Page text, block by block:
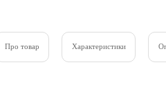
Про товар Характеристики